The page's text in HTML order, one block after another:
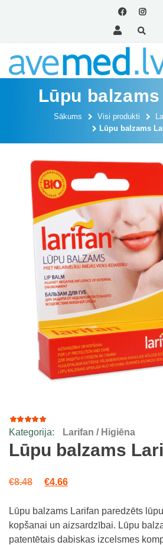
Lūpu
Sākums Visi produkti
Lūpu balzams
Rated
4.96
of 5
based
91
customer
Kategorija: Larifan / Higiēna
Lūpu balzams
€8.48 Original price was: €8.48.
€4.66Current price is: €4.66.
Lūpu balzams Larifan paredzēts
kopšanai un aizsardzībai. Lūpu
patentētais dabiskas izcelsmes